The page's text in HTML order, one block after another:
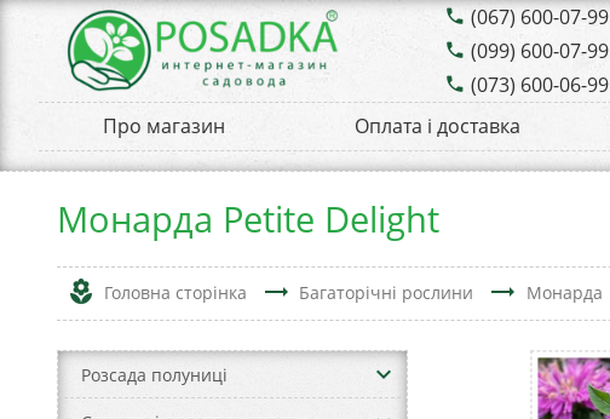
phone (067) 600-07-99
phone (099) 600-07-99
phone (073) 600-06-99
Про магазин Оплата і доставка
Монарда Petite Delight
local_florist Головна сторінка trending_flat Багаторічні рослини trending_flat Монарда
Розсада полуниці keyboard_arrow_down